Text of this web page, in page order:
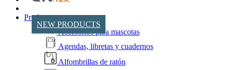
NEW PRODUCTS
Productos
Accesorios para mascotas
Agendas, libretas y cuadernos
Alfombrillas de ratón